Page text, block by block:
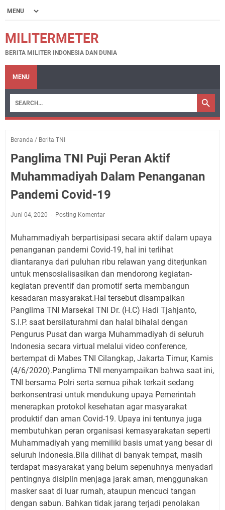
MILITERMETER
BERITA MILITER INDONESIA DAN DUNIA
MENU
Beranda / Berita TNI
Panglima TNI Puji Peran Aktif
Muhammadiyah Dalam Penanganan
Pandemi Covid-19
Juni 04, 2020 Posting Komentar
Muhammadiyah berpartisipasi secara aktif dalam upaya
penanganan pandemi Covid-19, hal ini terlihat
diantaranya dari puluhan ribu relawan yang diterjunkan
untuk mensosialisasikan dan mendorong kegiatan-
kegiatan preventif dan promotif serta membangun
kesadaran masyarakat.Hal tersebut disampaikan
Panglima TNI Marsekal TNI Dr. (H.C) Hadi Tjahjanto,
S.I.P. saat bersilaturahmi dan halal bihalal dengan
Pengurus Pusat dan warga Muhammadiyah di seluruh
Indonesia secara virtual melalui video conference,
bertempat di Mabes TNI Cilangkap, Jakarta Timur, Kamis
(4/6/2020).Panglima TNI menyampaikan bahwa saat ini,
TNI bersama Polri serta semua pihak terkait sedang
berkonsentrasi untuk mendukung upaya Pemerintah
menerapkan protokol kesehatan agar masyarakat
produktif dan aman Covid-19. Upaya ini tentunya juga
membutuhkan peran organisasi kemasyarakatan seperti
Muhammadiyah yang memiliki basis umat yang besar di
seluruh Indonesia.Bila dilihat di banyak tempat, masih
terdapat masyarakat yang belum sepenuhnya menyadari
pentingnya disiplin menjaga jarak aman, menggunakan
masker saat di luar rumah, ataupun mencuci tangan
dengan sabun. Bahkan tidak jarang terjadi penolakan